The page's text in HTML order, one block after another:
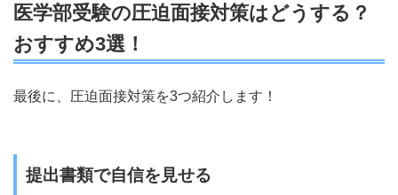
医学部受験の圧迫面接対策はどうする？
おすすめ3選！
最後に、圧迫面接対策を3つ紹介します！
提出書類で自信を見せる